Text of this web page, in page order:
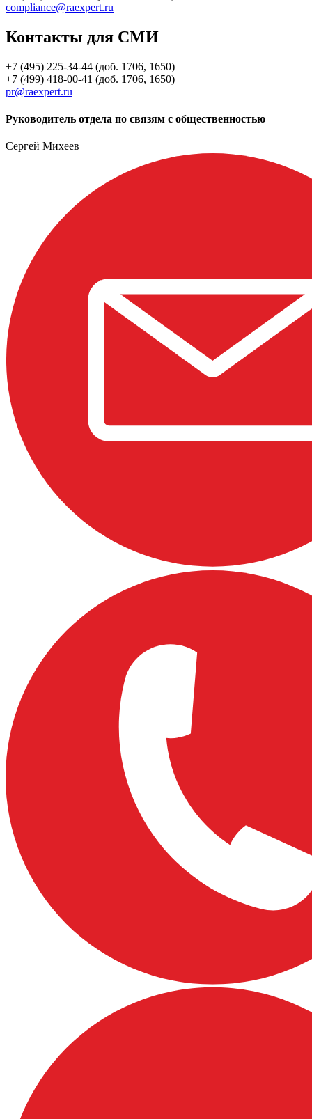
compliance@raexpert.ru
Контакты для СМИ
+7 (495) 225-34-44 (доб. 1706, 1650)
+7 (499) 418-00-41 (доб. 1706, 1650)
pr@raexpert.ru
Руководитель отдела по связям с общественностью
Сергей Михеев